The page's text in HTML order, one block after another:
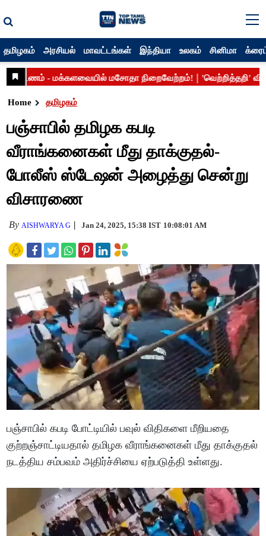
தமிழகம் அரசியல் மாவட்டங்கள் இந்தியா உலகம் சினிமா
Home தமிழகம்
பஞ்சாபில் தமிழக கபடி
வீராங்கனைகள் மீது தாக்குதல்-
போலீஸ் ஸ்டேஷன் அழைத்து சென்று
விசாரணை
By AISHWARYA G Jan 24, 2025, 15:38 IST 10:08:01 AM
பஞ்சாபில் கபடி போட்டியில் பவுல் விதிகளை மீறியதை
குற்றஞ்சாட்டியதால் தமிழக வீராங்கனைகள் மீது தாக்குதல்
நடத்திய சம்பவம் அதிர்ச்சியை ஏற்படுத்தி உள்ளது.